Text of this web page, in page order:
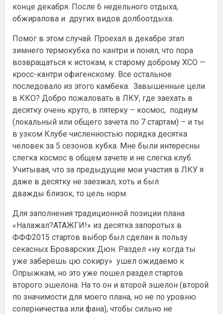
конце декабря. После 6 недельного отдыха,
обжиралова и других видов долбоотдыха.
Помог в этом случай. Проехал в декабре этап
зимнего термокубка по кантри и понял, что пора
возвращаться к истокам, к старому доброму XCO —
кросс-кантри офигенскому. Все остальное
последовало из этого камбека. Завышенные цели
в ККО? Добро пожаловать в ЛКУ, где заехать в
десятку очень круто, в пятерку – космос, подиум
(локальный или общего зачета по 7 стартам) – и ты
в узком Клубе численностью порядка десятка
человек за 5 сезонов кубка. Мне были интересны
слегка космос в общем зачете и не слегка клуб.
Учитывая, что за предыдущие мои участия в ЛКУ я
даже в десятку не заезжал, хоть и был
дважды близок, то цель норм.
Для заполнения традиционной позиции плана
«Налажал?АТАЖГИ!» из десятка запоротых в
ФФФ2015 стартов выбор был сделан в пользу
секасных Броварских Дюн. Раздел «ну когда ты
уже заберешь цю сокиру» ушел ожидаемо к
Опрыжкам, но это уже пошел раздел стартов
второго эшелона. На то он и второй эшелон (второй
по значимости для моего плана, но не по уровню
соперничества или фана), чтобы сильно не